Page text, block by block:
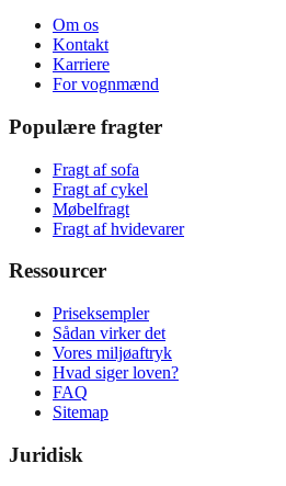
Om os
Kontakt
Karriere
For vognmænd
Populære fragter
Fragt af sofa
Fragt af cykel
Møbelfragt
Fragt af hvidevarer
Ressourcer
Priseksempler
Sådan virker det
Vores miljøaftryk
Hvad siger loven?
FAQ
Sitemap
Juridisk